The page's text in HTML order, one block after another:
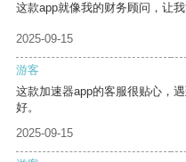
这款app就像我的财务顾问，让我
2025-09-15
游客
这款加速器app的客服很贴心，
好。
2025-09-15